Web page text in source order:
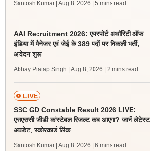
Santosh Kumar | Aug 8, 2026 | 5 mins read
AAI Recruitment 2026: एयरपोर्ट अथॉरिटी ऑफ
इंडिया में मैनेजर एवं जेई के 389 पदों पर निकली भर्ती,
आवेदन शुरू
Abhay Pratap Singh | Aug 8, 2026 | 2 mins read
LIVE
SSC GD Constable Result 2026 LIVE:
एसएससी जीडी कांस्टेबल रिजल्ट कब आएगा? जानें लेटेस्ट
अपडेट, स्कोरकार्ड लिंक
Santosh Kumar | Aug 8, 2026 | 6 mins read